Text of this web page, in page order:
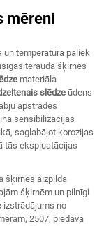
mēreni
un temperatūra paliek
tērauda šķirnes
materiāla
slēdze ūdens
apstrādes
sensibilizācijas
saglabājot korozijas
tās ekspluatācijas
šķirnes aizpilda
šķirnēm un pilnīgi
izstrādājums no
2507, piedāvā